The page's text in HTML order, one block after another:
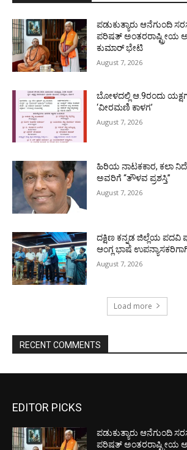
ಪಡುಕುತ್ಯಾರು ಆನೆಗುಂದಿ
ಪರಿಷತ್ ಅಂತರರಾಷ್ಟ್ರೀಯ
ಕುಮಾರ್ ಭೇಟಿ
August 7, 2026
ಬೋಳದಲ್ಲಿ ಆ.9ರಂದು
‘ವೀರಮಣಿ ಕಾಳಗ’
August 7, 2026
ಹಿರಿಯ ನಾಟಕಕಾರ, ಕಲಾ
ಅವರಿಗೆ “ತೌಳವ ಪ್ರಶಸ್ತಿ”
August 7, 2026
ದಕ್ಷಿಣ ಕನ್ನಡ ಜಿಲ್ಲೆಯ ಪದವಿ
ಆಂಗ್ಲ ಭಾಷೆ
August 7, 2026
Load more
RECENT COMMENTS
EDITOR PICKS
ಪಡುಕುತ್ಯಾರು ಆನೆಗುಂದಿ
ಪರಿಷತ್ ಅಂತರರಾಷ್ಟ್ರೀಯ